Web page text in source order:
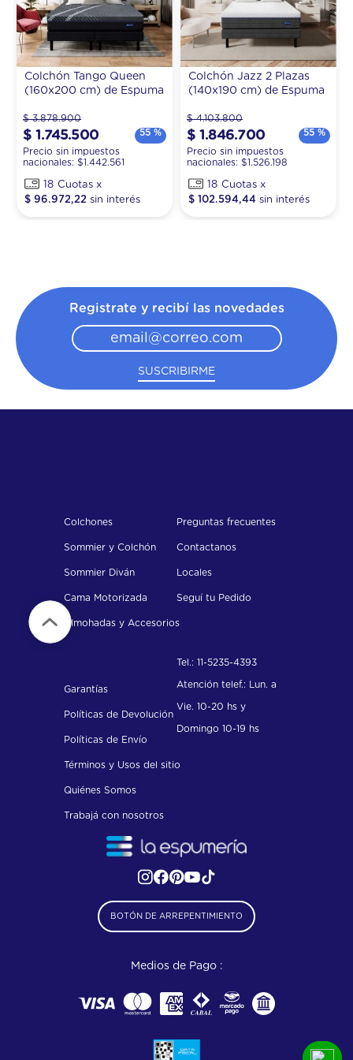
Colchón Tango Queen
(160x200 cm) de Espuma
$ 3.878.900
$ 1.745.500
55 %
Precio sin impuestos
nacionales: $1.442.561
18
$ 96.972,22
Colchón Jazz 2 Plazas
(140x190 cm) de Espuma
$ 4.103.800
$ 1.846.700
55 %
Precio sin impuestos
nacionales: $1.526.198
18
$ 102.594,44
Registrate y recibí las novedades
SUSCRIBIRME
Colchones
Sommier y Colchón
Sommier Diván
Cama Motorizada
Almohadas y Accesorios
Preguntas frecuentes
Contactanos
Locales
Seguí tu Pedido
Garantías
Políticas de Devolución
Políticas de Envío
Términos y Usos del sitio
Quiénes Somos
Trabajá con nosotros
Tel.: 11-5235-4393
Atención telef.: Lun. a
Vie. 10-20 hs y
Domingo 10-19 hs
BOTÓN DE ARREPENTIMIENTO
Medios de Pago :